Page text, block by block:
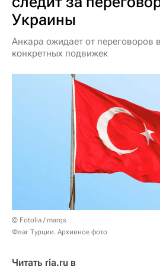
Украины
Анкара ожидает от переговоров
конкретных подвижек
© Fotolia / marqs
Флаг Турции. Архивное фото
Читать ria.ru в